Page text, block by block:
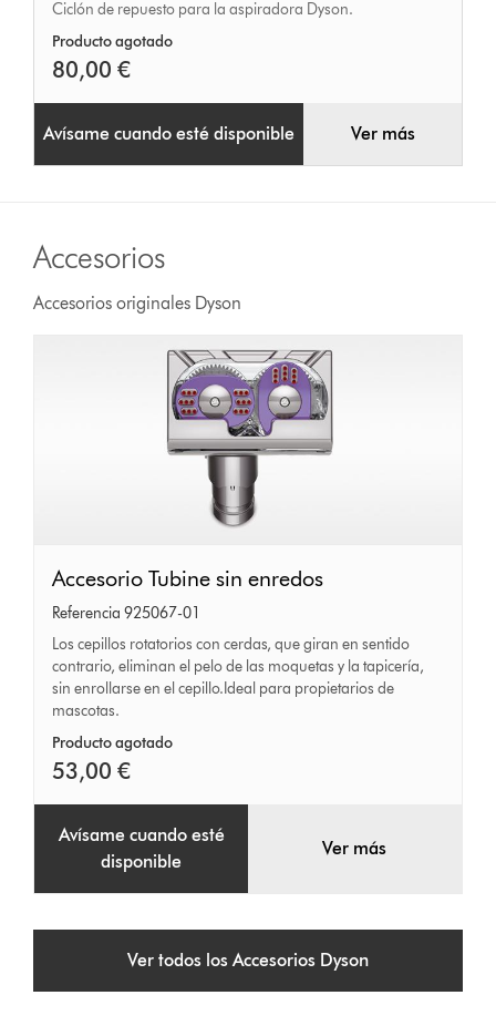
Ciclón de repuesto para la aspiradora Dyson.
Producto agotado
80,00 €
Avísame cuando esté disponible Ver más
Accesorios
Accesorios originales Dyson
Accesorio
Tubine
sin
enredos
Accesorio Tubine sin enredos
Referencia 925067-01
Los cepillos rotatorios con cerdas, que giran en sentido
contrario, eliminan el pelo de las moquetas y la tapicería,
sin enrollarse en el cepillo.Ideal para propietarios de
mascotas.
Producto agotado
53,00 €
Avísame cuando esté
disponible
Ver más
Ver todos los Accesorios Dyson